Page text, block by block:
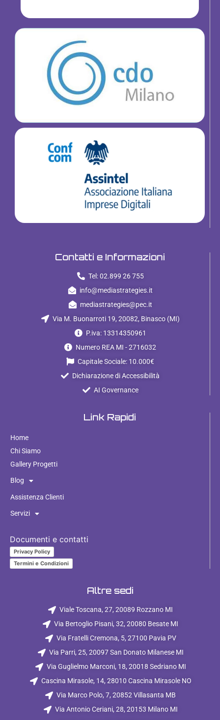
Contatti e Informazioni
Tel: 02.899 26 755
info@mediastrategies.it
mediastrategies@pec.it
Via M. Buonarroti 19, 20082, Binasco (MI)
P.iva: 13314350961
Numero REA MI - 2716032
Capitale Sociale: 10.000€
Dichiarazione di Accessibilità
AI Governance
Link Rapidi
Home
Chi Siamo
Gallery Progetti
Blog
Assistenza Clienti
Servizi
Documenti e contatti
Privacy Policy
Termini e Condizioni
Altre sedi
Viale Toscana, 27, 20089 Rozzano MI
Via Bertoglio Pisani, 32, 20080 Besate MI
Via Fratelli Cremona, 5, 27100 Pavia PV
Via Parri, 25, 20097 San Donato Milanese MI
Via Guglielmo Marconi, 18, 20018 Sedriano MI
Cascina Mirasole, 14, 28010 Cascina Mirasole NO
Via Marco Polo, 7, 20852 Villasanta MB
Via Antonio Ceriani, 28, 20153 Milano MI